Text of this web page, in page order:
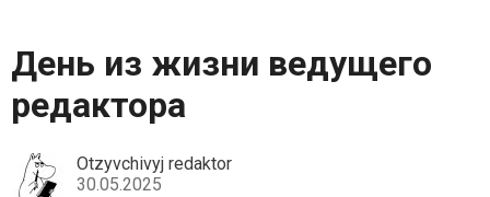
День из жизни ведущего
редактора
Otzyvchivyj redaktor
30.05.2025